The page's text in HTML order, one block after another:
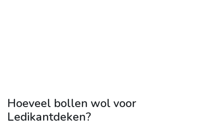
Hoeveel bollen wol voor
Ledikantdeken?